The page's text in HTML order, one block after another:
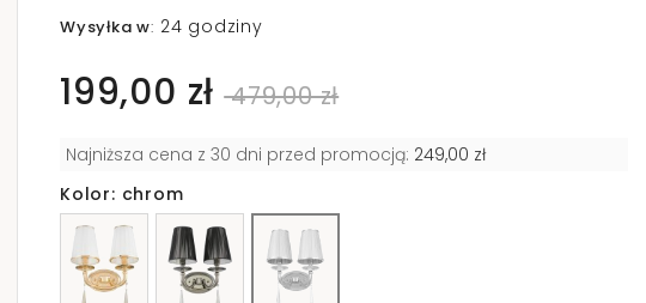
Wysyłka w: 24 godziny
199,00 zł 479,00 zł
Najniższa cena z 30 dni przed promocją: 249,00 zł
Kolor: chrom